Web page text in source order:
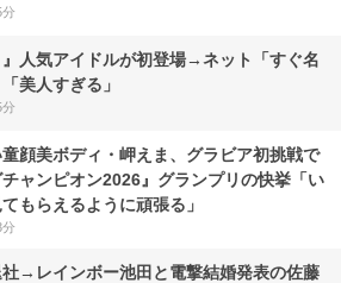
』人気アイドルが初登場→ネット「すぐ名
美人すぎる」
顔美ボディ・岬えま、グラビア初挑戦で
チャンピオン2026』グランプリの快挙「い
もらえるように頑張る」
→レインボー池田と電撃結婚発表の佐藤